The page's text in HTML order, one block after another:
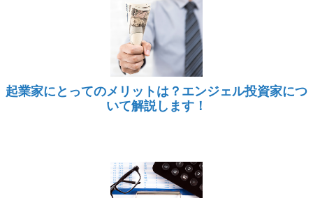
起業家にとってのメリットは？エンジェル投資家につ
いて解説します！